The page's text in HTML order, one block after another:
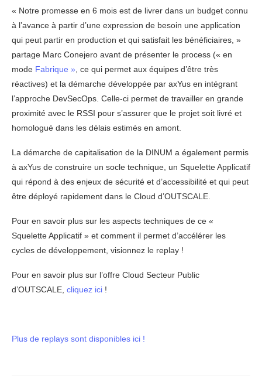
« Notre promesse en 6 mois est de livrer dans un budget connu
à l’avance à partir d’une expression de besoin une application
qui peut partir en production et qui satisfait les bénéficiaires, »
partage Marc Conejero avant de présenter le process (« en
mode Fabrique », ce qui permet aux équipes d’être très
réactives) et la démarche développée par axYus en intégrant
l’approche DevSecOps. Celle-ci permet de travailler en grande
proximité avec le RSSI pour s’assurer que le projet soit livré et
homologué dans les délais estimés en amont.
La démarche de capitalisation de la DINUM a également permis
à axYus de construire un socle technique, un Squelette Applicatif
qui répond à des enjeux de sécurité et d’accessibilité et qui peut
être déployé rapidement dans le Cloud d’OUTSCALE.
Pour en savoir plus sur les aspects techniques de ce «
Squelette Applicatif » et comment il permet d’accélérer les
cycles de développement, visionnez le replay !
Pour en savoir plus sur l’offre Cloud Secteur Public
d’OUTSCALE, cliquez ici !
Plus de replays sont disponibles ici !